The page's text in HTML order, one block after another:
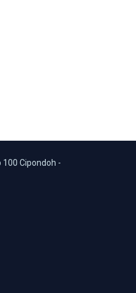
100 Cipondoh -